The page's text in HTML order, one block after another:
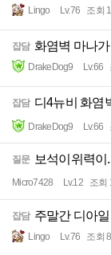
Lingo Lv.76 조회
잡담 화염벽 마나
DrakeDog9 Lv.66
잡담 디4뉴비 화염
DrakeDog9 Lv.66
질문 보석이위력이
Micro7428 Lv.12 조회
잡담 주말간 디아일
Lingo Lv.76 조회